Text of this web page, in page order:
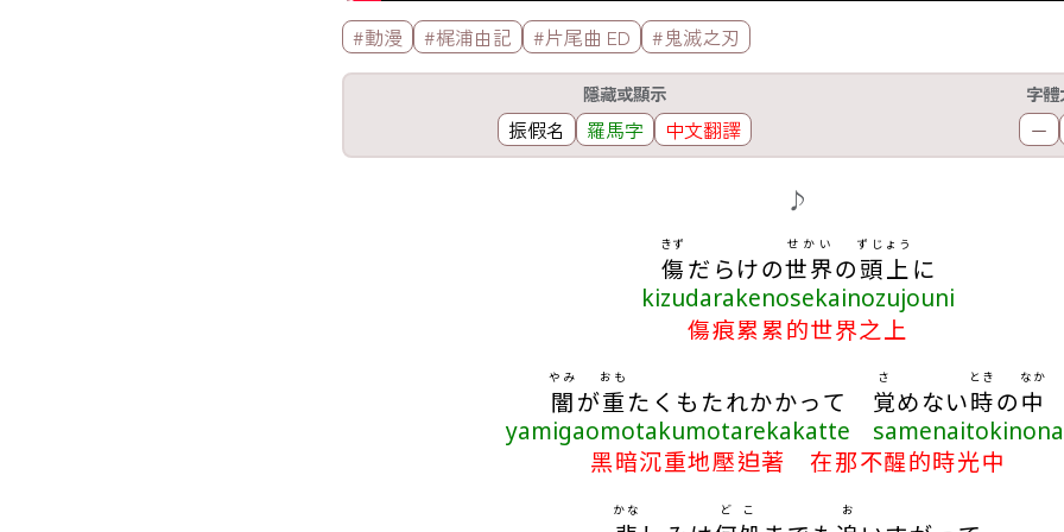
標籤欄
#動漫 #梶浦由記 #片尾曲 ED #鬼滅之刃
隱藏或顯示
振假名 羅馬字 中文翻譯
字
－
♪
傷
きず
だらけの世界
せかい
の頭上
ずじょう
に
kizudarakenosekainozujouni
傷痕累累的世界之上
闇
やみ
が重
おも
たくもたれかかって 覚
さ
めない時
とき
の中
なか
yamigaomotakumotarekakatte
黑暗沉重地壓迫著 在那不醒的時光中
かな どこ お